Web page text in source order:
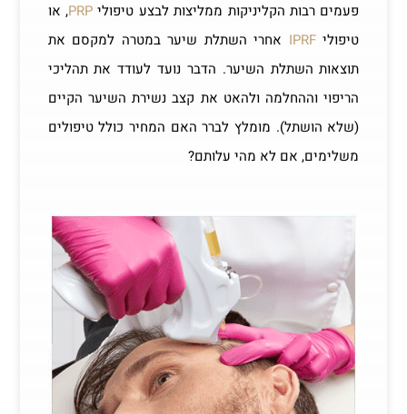
פעמים רבות הקליניקות ממליצות לבצע טיפוליPRP, או
טיפוליIPRF אחרי השתלת שיער במטרה למקסם את
תוצאות השתלת השיער. הדבר נועד לעודד את תהליכי
הריפוי וההחלמה ולהאט את קצב נשירת השיער הקיים
(שלא הושתל). מומלץ לברר האם המחיר כולל טיפולים
משלימים, אם לא מהי עלותם?